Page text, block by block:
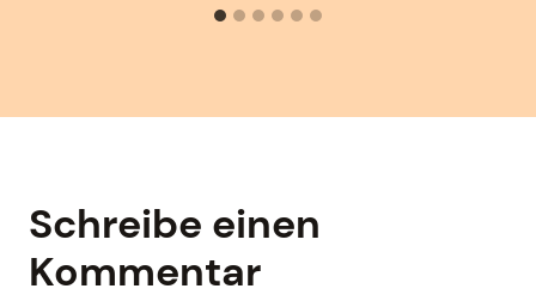
Schreibe einen
Kommentar